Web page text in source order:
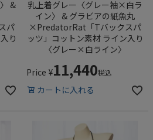
&
パ
り
乳上着グレー〈グレー袖×白ラ
イン〉 & グラビアの紙魚丸
×PredatorRat「Tバックスパ
ッツ」コットン素材 ライン入り
〈グレー×白ライン〉
Price ¥11,440税込
カートに入れる